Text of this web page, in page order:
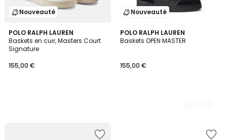
Nouveauté
POLO RALPH LAUREN
Baskets en cuir, Masters Court
Signature
155,00 €
Nouveauté
POLO RALPH LAUREN
Baskets OPEN MASTER
155,00 €
2
Couleurs